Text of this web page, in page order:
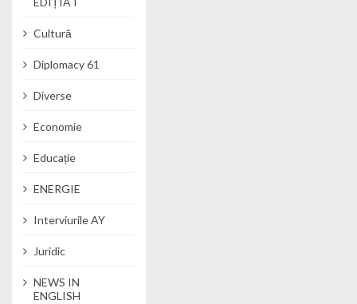
Cultură
Diplomacy 61
Diverse
Economie
Educație
ENERGIE
Interviurile AY
Juridic
NEWS IN
ENGLISH